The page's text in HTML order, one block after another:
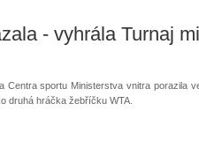
- vyhrála Turnaj
Centra sportu Ministerstva vnitra porazila
druhá hráčka žebříčku WTA.